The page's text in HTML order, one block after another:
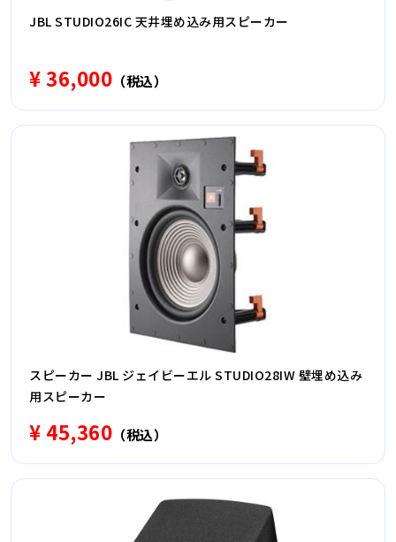
JBL STUDIO26IC 天井埋め込み用スピーカー
¥ 36,000 （税込）
スピーカー JBL ジェイビーエル STUDIO28IW 壁埋め込み
用スピーカー
¥ 45,360 （税込）